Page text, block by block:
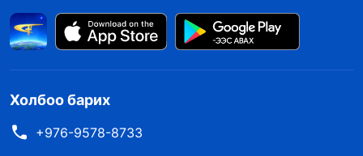
Холбоо барих
+976-9578-8733